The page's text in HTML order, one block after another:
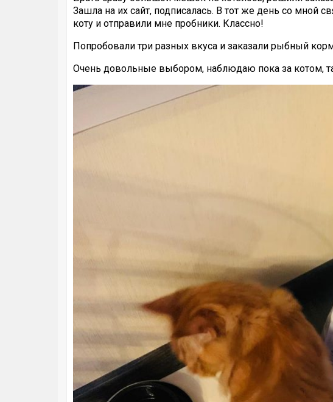
Зашла на их сайт, подписалась. В тот же день со мной
коту и отправили мне пробники. Классно!
Попробовали три разных вкуса и заказали рыбный
Очень довольные выбором, наблюдаю пока за котом,